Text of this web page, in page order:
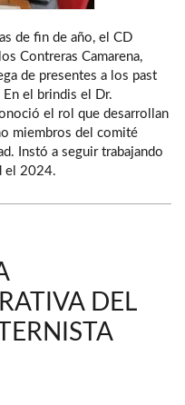
de fin de año, el CD
Contreras Camarena,
de presentes a los past
el brindis el Dr.
el rol que desarrollan
miembros del comité
Instó a seguir trabajando
el 2024.
DEL